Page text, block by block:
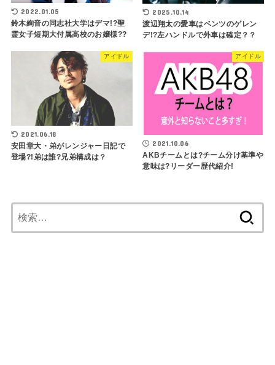
2022.01.05
鈴木絢音の同志社大学はデマ!?聖
霊女子短期大付属高校のお嬢様??
2025.10.14
渡辺翔太の愛車はベンツのゲレン
デ!?左ハンドルで外車は確定？？
アイドル
2021.06.18
安田章大・弟がレンジャー日記で
登場?!弟は誰?兄弟構成は？
アイドル
2021.10.06
AKBチームとは?チーム分け基準や
意味は?リーダー歴代紹介!
索: